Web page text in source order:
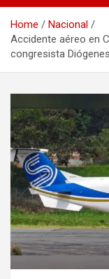
Home
Nacional
Accidente aéreo en
congresista